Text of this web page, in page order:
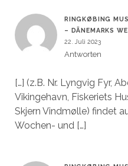
RINGKØBING
– DÄNEMARKS
22. Juli 2023
Antworten
[…] (z.B. Nr. Lyngvig Fyr,
Vikingehavn, Fiskeriets
Skjern Vindmølle) findet
Wochen- und […]